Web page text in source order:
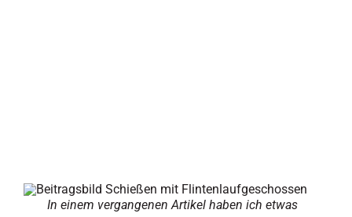
In einem vergangenen Artikel haben ich etwas